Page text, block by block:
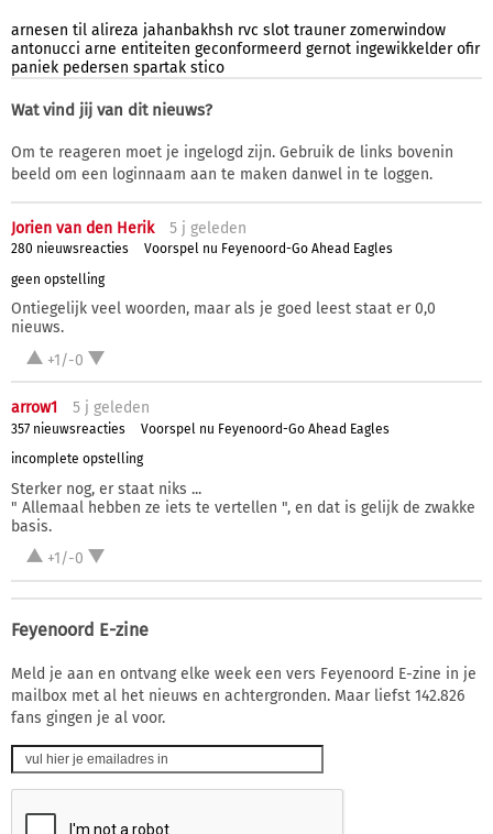
arnesen til alireza jahanbakhsh rvc slot trauner zomerwindow
antonucci arne entiteiten geconformeerd gernot ingewikkelder ofir
paniek pedersen spartak stico
Wat vind jij van dit nieuws?
Om te reageren moet je ingelogd zijn. Gebruik de links bovenin
beeld om een loginnaam aan te maken danwel in te loggen.
Jorien van den Herik 5 j geleden
280 nieuwsreacties
Voorspel nu Feyenoord-Go Ahead Eagles
geen opstelling
Ontiegelijk veel woorden, maar als je goed leest staat er 0,0
nieuws.
+1/-0
arrow1 5 j geleden
357 nieuwsreacties
Voorspel nu Feyenoord-Go Ahead Eagles
incomplete opstelling
Sterker nog, er staat niks ...
" Allemaal hebben ze iets te vertellen ", en dat is gelijk de zwakke
basis.
+1/-0
Feyenoord E-zine
Meld je aan en ontvang elke week een vers Feyenoord E-zine in je
mailbox met al het nieuws en achtergronden. Maar liefst 142.826
fans gingen je al voor.